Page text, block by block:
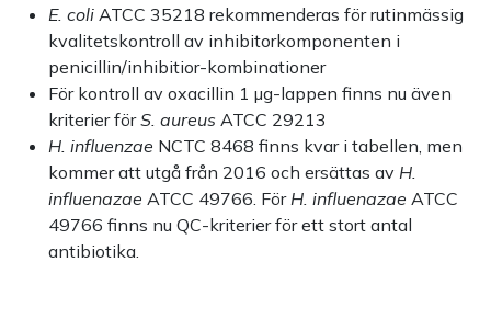
E. coli ATCC 35218 rekommenderas för rutinmässig
kvalitetskontroll av inhibitorkomponenten i
penicillin/inhibitior-kombinationer
För kontroll av oxacillin 1 µg-lappen finns nu även
kriterier förS. aureus ATCC 29213
H. influenzae NCTC 8468 finns kvar i tabellen, men
kommer att utgå från 2016 och ersättas av H.
influenazae ATCC 49766. FörH. influenazae ATCC
49766 finns nu QC-kriterier för ett stort antal
antibiotika.